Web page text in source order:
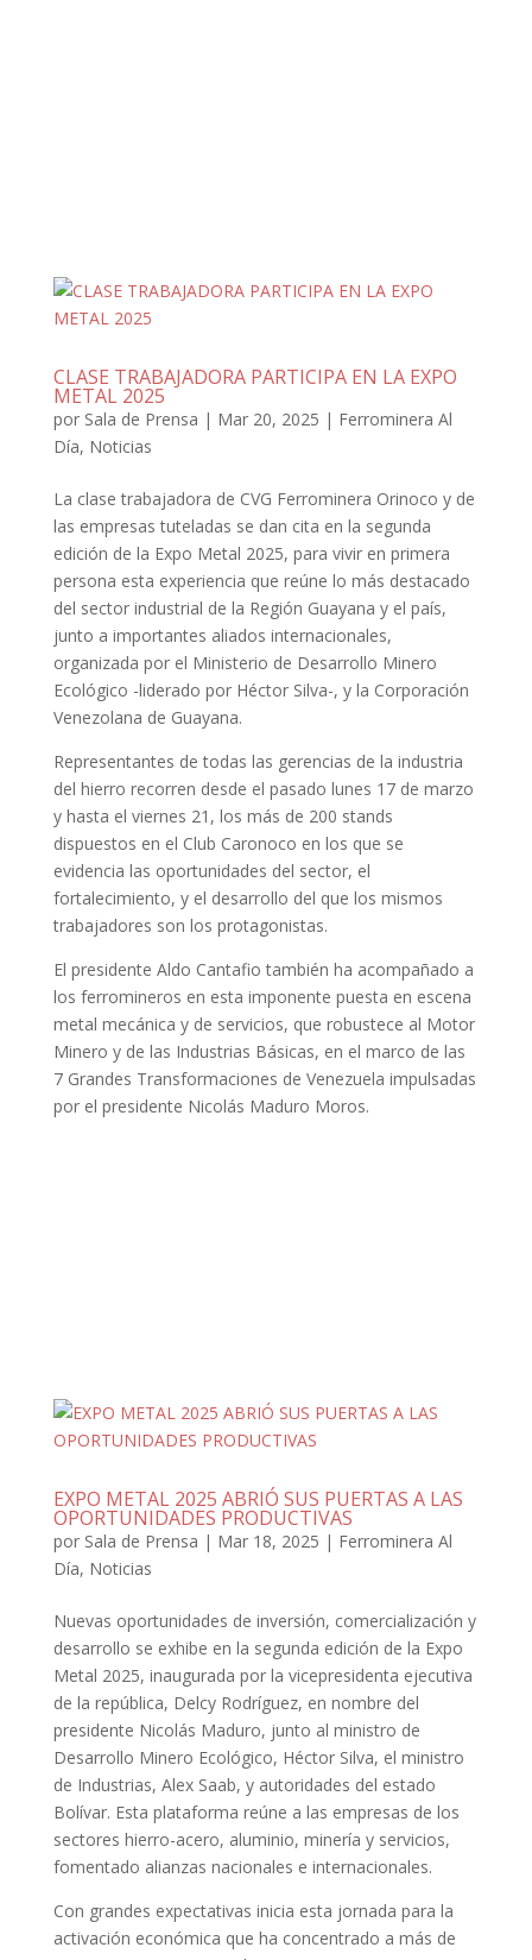
CLASE TRABAJADORA PARTICIPA EN LA EXPO
METAL 2025
por Sala de Prensa | Mar 20, 2025 | Ferrominera Al
Día, Noticias
La clase trabajadora de CVG Ferrominera Orinoco y de
las empresas tuteladas se dan cita en la segunda
edición de la Expo Metal 2025, para vivir en primera
persona esta experiencia que reúne lo más destacado
del sector industrial de la Región Guayana y el país,
junto a importantes aliados internacionales,
organizada por el Ministerio de Desarrollo Minero
Ecológico -liderado por Héctor Silva-, y la Corporación
Venezolana de Guayana.
Representantes de todas las gerencias de la industria
del hierro recorren desde el pasado lunes 17 de marzo
y hasta el viernes 21, los más de 200 stands
dispuestos en el Club Caronoco en los que se
evidencia las oportunidades del sector, el
fortalecimiento, y el desarrollo del que los mismos
trabajadores son los protagonistas.
El presidente Aldo Cantafio también ha acompañado a
los ferromineros en esta imponente puesta en escena
metal mecánica y de servicios, que robustece al Motor
Minero y de las Industrias Básicas, en el marco de las
7 Grandes Transformaciones de Venezuela impulsadas
por el presidente Nicolás Maduro Moros.
EXPO METAL 2025 ABRIÓ SUS PUERTAS A LAS
OPORTUNIDADES PRODUCTIVAS
por Sala de Prensa | Mar 18, 2025 | Ferrominera Al
Día, Noticias
Nuevas oportunidades de inversión, comercialización y
desarrollo se exhibe en la segunda edición de la Expo
Metal 2025, inaugurada por la vicepresidenta ejecutiva
de la república, Delcy Rodríguez, en nombre del
presidente Nicolás Maduro, junto al ministro de
Desarrollo Minero Ecológico, Héctor Silva, el ministro
de Industrias, Alex Saab, y autoridades del estado
Bolívar. Esta plataforma reúne a las empresas de los
sectores hierro-acero, aluminio, minería y servicios,
fomentado alianzas nacionales e internacionales.
Con grandes expectativas inicia esta jornada para la
activación económica que ha concentrado a más de